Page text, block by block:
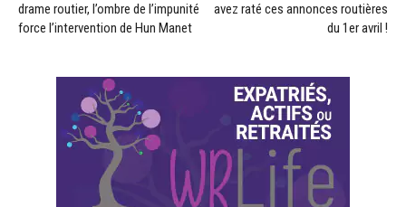
drame routier, l’ombre de l’impunité
force l’intervention de Hun Manet
avez raté ces annonces routières
du 1er avril !